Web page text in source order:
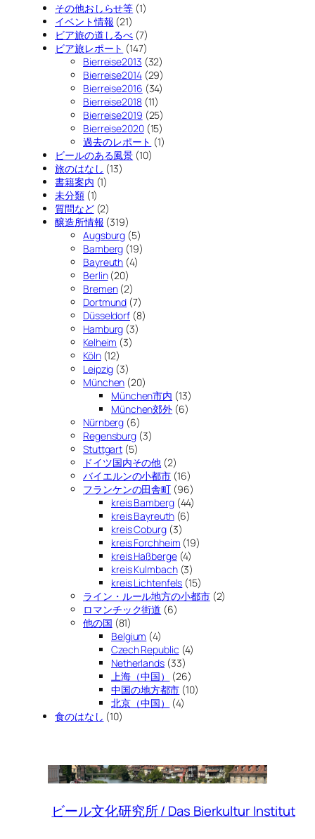
その他おしらせ等 (1)
イベント情報 (21)
ビア旅の道しるべ (7)
ビア旅レポート (147)
Bierreise2013 (32)
Bierreise2014(29)
Bierreise2016 (34)
Bierreise2018(11)
Bierreise2019 (25)
Bierreise2020(15)
過去のレポート (1)
ビールのある風景 (10)
旅のはなし (13)
書籍案内 (1)
未分類(1)
質問など(2)
醸造所情報 (319)
Augsburg (5)
Bamberg (19)
Bayreuth (4)
Berlin(20)
Bremen(2)
Dortmund (7)
Düsseldorf (8)
Hamburg (3)
Kelheim (3)
Köln(12)
Leipzig (3)
München (20)
München市内 (13)
München郊外 (6)
Nürnberg (6)
Regensburg (3)
Stuttgart (5)
ドイツ国内その他 (2)
バイエルンの小都市 (16)
フランケンの田舎町 (96)
kreis Bamberg(44)
kreis Bayreuth(6)
kreis Coburg(3)
kreis Forchheim (19)
kreis Haßberge(4)
kreis Kulmbach(3)
kreis Lichtenfels (15)
ライン・ルール地方の小都市(2)
ロマンチック街道 (6)
他の国 (81)
Belgium (4)
Czech Republic (4)
Netherlands(33)
上海（中国）
(26)
中国の地方都市 (10)
北京（中国）
(4)
食のはなし (10)
ビール文化研究所 / Das Bierkultur Institut